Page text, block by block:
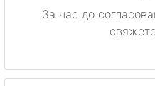
За час до